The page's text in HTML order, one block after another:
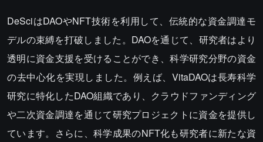
DeSciはDAOやNFT技術を利用して、伝統的な資金調達モ
デルの束縛を打破しました。DAOを通じて、研究者はより
透明に資金支援を受けることができ、科学研究分野の資金
の去中心化を実現しました。例えば、VitaDAOは長寿科学
研究に特化したDAO組織であり、クラウドファンディング
や二次資金調達を通じて研究プロジェクトに資金を提供し
ています。さらに、科学成果のNFT化も研究者に新たな資